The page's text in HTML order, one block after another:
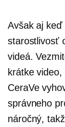
Avšak aj keď
starostlivosť
videá.
krátke
CeraVe
správneho
náročný,